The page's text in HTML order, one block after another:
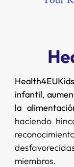
infantil,
la
haciendo
miembros.